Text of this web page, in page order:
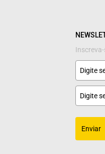
Enviar